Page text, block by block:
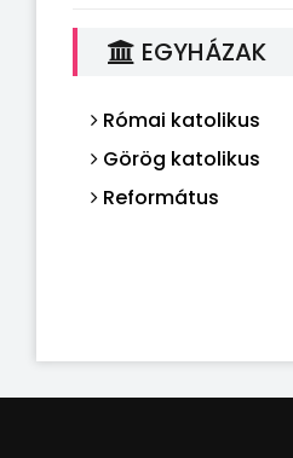
EGYHÁZAK
Római katolikus
Görög katolikus
Református